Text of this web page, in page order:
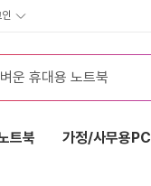
트북 가정/사무용PC